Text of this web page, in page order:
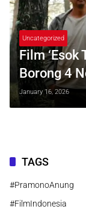
Uncategorized
Film ‘Esok
Borong 4
Tayang
January 16, 2026
TAGS
#PramonoAnung
#FilmIndonesia